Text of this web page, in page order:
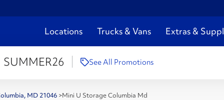
Locations Trucks & Vans Extras &
SUMMER26 See All Promotions
MD 21046 >Mini U Storage Columbia Md